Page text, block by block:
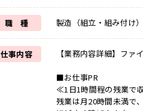
職 種 製造（組立・組み付け）
仕事内容 【業務内容詳細】フ
■お仕事PR
≪1日1時間程の残業で
残業は月20時間未満で、